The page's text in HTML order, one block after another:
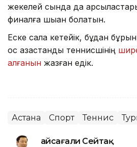
жекелей сында да
финалға шыққан болатын.
Еске сала кетейік, бұдан
қос қазақстандық теннисшінің
алғанын жазған едік.
Астана Спорт Теннис
Ғайсағали Сейтақ